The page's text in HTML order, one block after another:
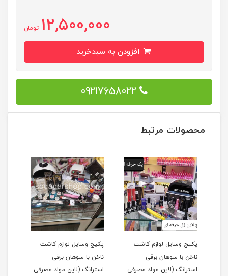
12,500,000 تومان
09217658022
محصولات مرتبط
پکیج وسایل لوازم کاشت
ناخن با سوهان برقی
استرانگ (لاین مواد مصرفی
پکیج وسایل لوازم کاشت
ناخن با سوهان برقی
استرانگ (لاین مواد مصرفی